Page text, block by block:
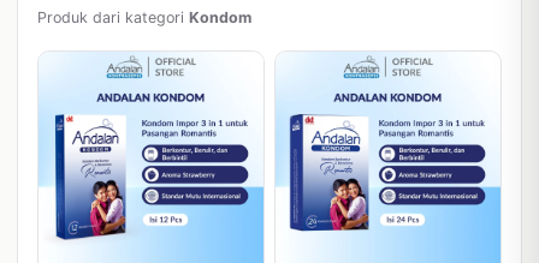
Produk dari kategori Kondom